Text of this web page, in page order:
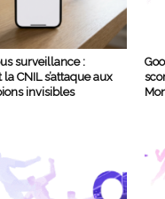
surveillance :
CNIL s’attaque aux
invisibles